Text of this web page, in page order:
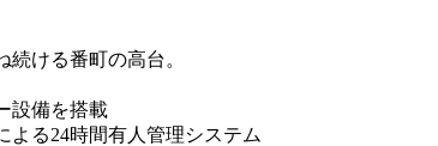
ける番町の高台。
設備を搭載
よる24時間有人管理システム